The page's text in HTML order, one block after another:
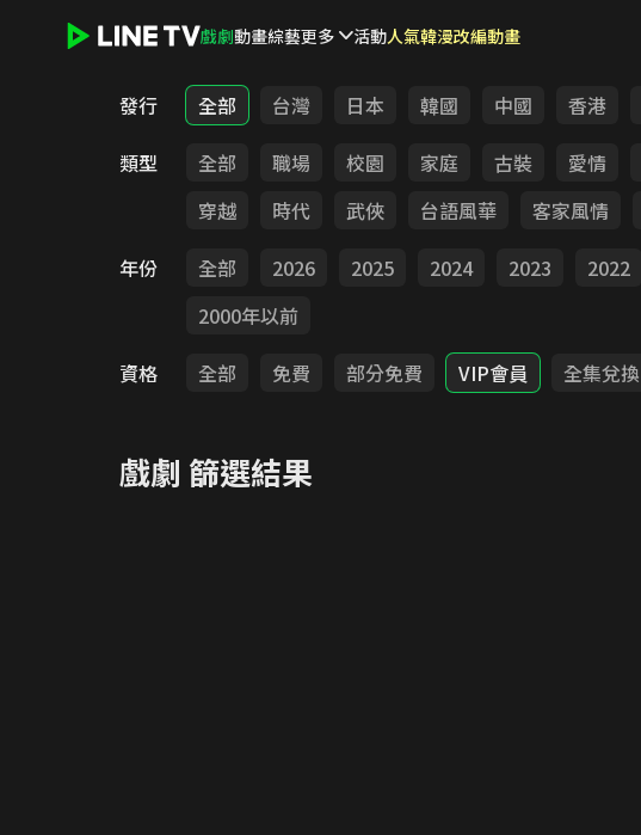
戲劇動畫綜藝更多 活動人氣韓漫改編動畫
發行 全部 台灣 日本 韓國 中國 香港
類型
全部 職場 校園 家庭 古裝 愛情
穿越
時代 武俠 台語風華 客家風情
年份
全部 2026 2025 2024 2023 2022
2000年以前
資格
全部 免費 部分免費 VIP會員 全集兌換
戲劇 篩選結果